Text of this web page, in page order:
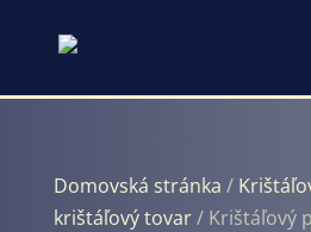
Domovská stránka /
krištáľový tovar/ Krištáľový